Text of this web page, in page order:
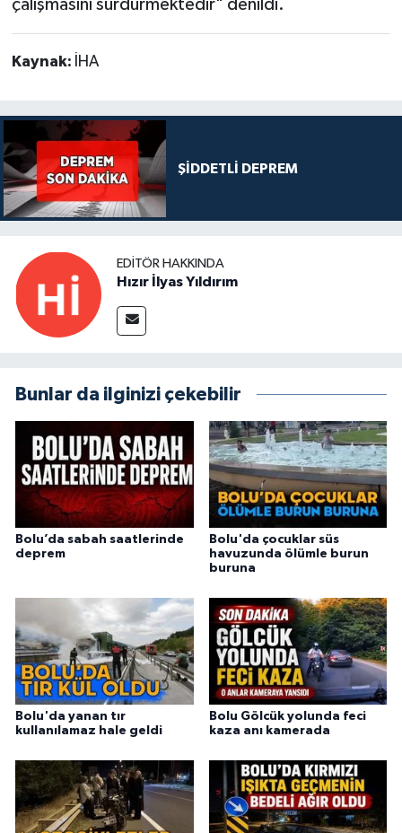
çalışmasını sürdürmektedir" denildi.
Kaynak: İHA
ŞİDDETLİ DEPREM
EDITÖR HAKKINDA
Hızır İlyas Yıldırım
Bunlar da ilginizi çekebilir
Bolu’da sabah saatlerinde
deprem
Bolu'da çocuklar süs
havuzunda ölümle burun
buruna
Bolu'da yanan tır
kullanılamaz hale geldi
Bolu Gölcük yolunda feci
kaza anı kamerada